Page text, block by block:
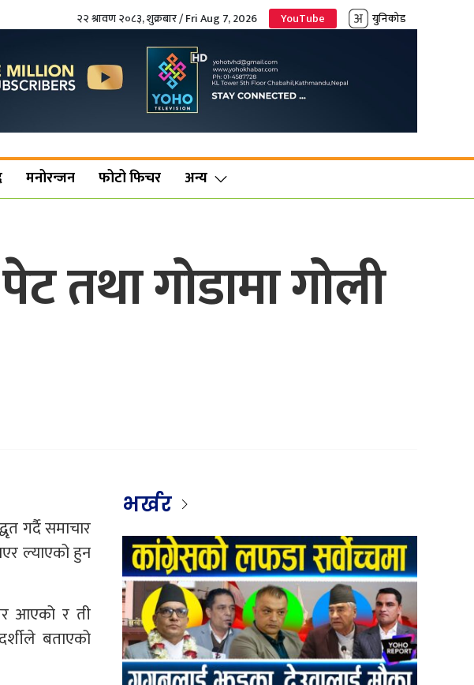
२२ श्रावण २०८३, शुक्रबार / Fri Aug 7, 2026 YouTube युनिकोड
मनोरन्जन फोटो फिचर अन्य
तथा गोडामा गोली
गर्दै समाचार
ल्याएको हुन
आएको र ती
बताएको
भर्खर